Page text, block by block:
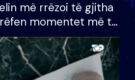
më rrëzoi të gjitha
momentet më të
e BB VIP: Do më
e mëngjesit kur…